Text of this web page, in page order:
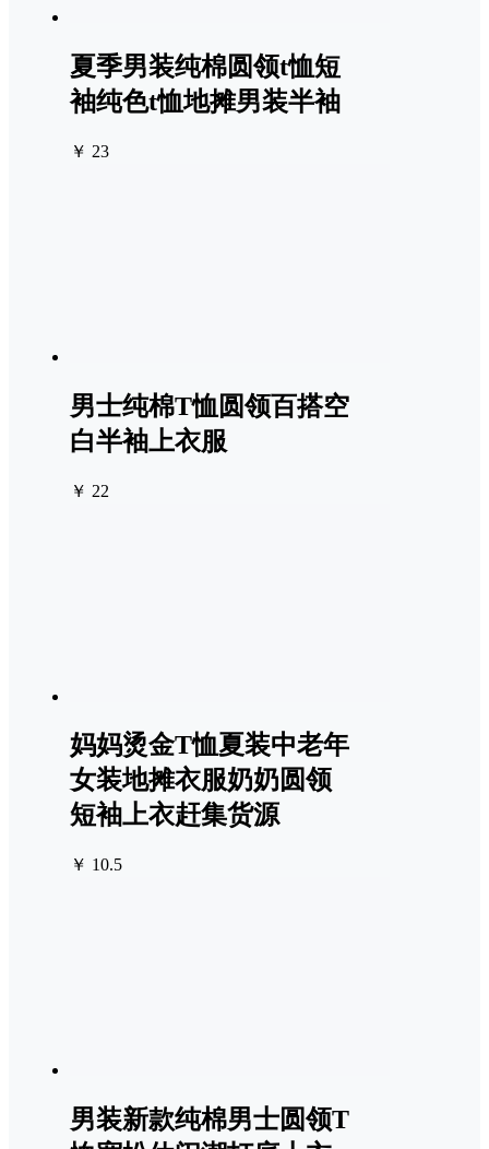
夏季男装纯棉圆领t恤短
袖纯色t恤地摊男装半袖
￥ 23
男士纯棉T恤圆领百搭空
白半袖上衣服
￥ 22
妈妈烫金T恤夏装中老年
女装地摊衣服奶奶圆领
短袖上衣赶集货源
￥ 10.5
男装新款纯棉男士圆领T